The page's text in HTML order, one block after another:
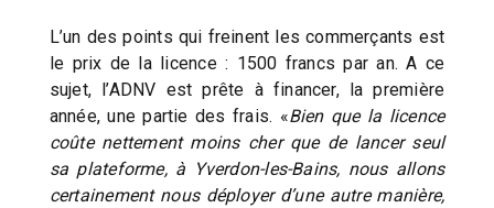
L’un des points qui freinent les commerçants est
le prix de la licence : 1500 francs par an. A ce
sujet, l’ADNV est prête à financer, la première
année, une partie des frais. «Bien que la licence
coûte nettement moins cher que de lancer seul
sa plateforme, à Yverdon-les-Bains, nous allons
certainement nous déployer d’une autre manière,